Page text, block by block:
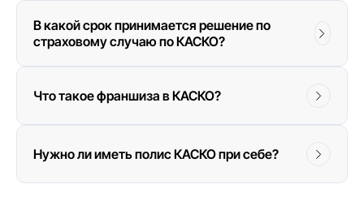
В какой срок принимается решение по
страховому случаю по КАСКО?
Что такое франшиза в КАСКО?
Нужно ли иметь полис КАСКО при себе?